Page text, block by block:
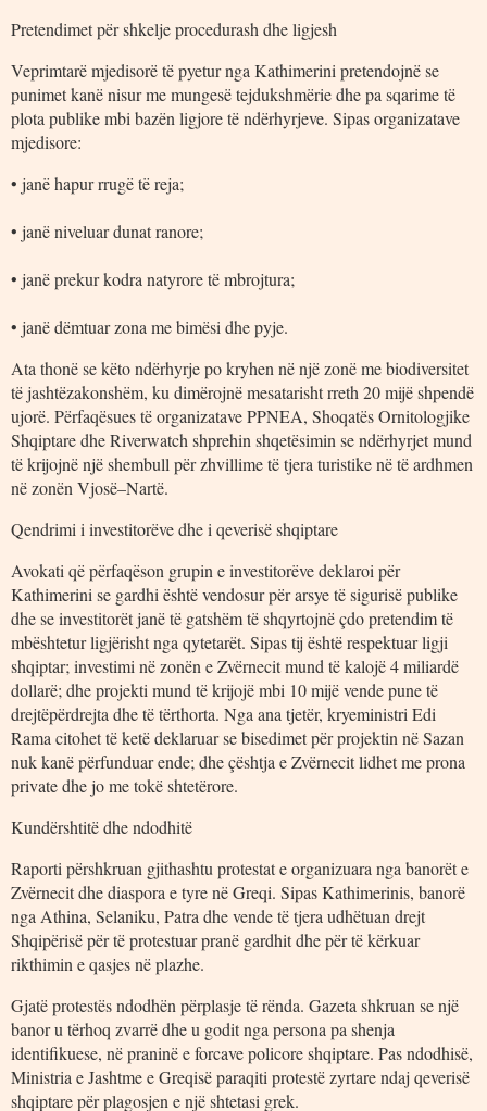
Pretendimet për shkelje procedurash dhe ligjesh
Veprimtarë mjedisorë të pyetur nga Kathimerini pretendojnë se
punimet kanë nisur me mungesë tejdukshmërie dhe pa sqarime të
plota publike mbi bazën ligjore të ndërhyrjeve. Sipas organizatave
mjedisore:
• janë hapur rrugë të reja;
• janë niveluar dunat ranore;
• janë prekur kodra natyrore të mbrojtura;
• janë dëmtuar zona me bimësi dhe pyje.
Ata thonë se këto ndërhyrje po kryhen në një zonë me biodiversitet
të jashtëzakonshëm, ku dimërojnë mesatarisht rreth 20 mijë shpendë
ujorë. Përfaqësues të organizatave PPNEA, Shoqatës Ornitologjike
Shqiptare dhe Riverwatch shprehin shqetësimin se ndërhyrjet mund
të krijojnë një shembull për zhvillime të tjera turistike në të ardhmen
në zonën Vjosë–Nartë.
Qendrimi i investitorëve dhe i qeverisë shqiptare
Avokati që përfaqëson grupin e investitorëve deklaroi për
Kathimerini se gardhi është vendosur për arsye të sigurisë publike
dhe se investitorët janë të gatshëm të shqyrtojnë çdo pretendim të
mbështetur ligjërisht nga qytetarët. Sipas tij është respektuar ligji
shqiptar; investimi në zonën e Zvërnecit mund të kalojë 4 miliardë
dollarë; dhe projekti mund të krijojë mbi 10 mijë vende pune të
drejtëpërdrejta dhe të tërthorta. Nga ana tjetër, kryeministri Edi
Rama citohet të ketë deklaruar se bisedimet për projektin në Sazan
nuk kanë përfunduar ende; dhe çështja e Zvërnecit lidhet me prona
private dhe jo me tokë shtetërore.
Kundërshtitë dhe ndodhitë
Raporti përshkruan gjithashtu protestat e organizuara nga banorët e
Zvërnecit dhe diaspora e tyre në Greqi. Sipas Kathimerinis, banorë
nga Athina, Selaniku, Patra dhe vende të tjera udhëtuan drejt
Shqipërisë për të protestuar pranë gardhit dhe për të kërkuar
rikthimin e qasjes në plazhe.
Gjatë protestës ndodhën përplasje të rënda. Gazeta shkruan se një
banor u tërhoq zvarrë dhe u godit nga persona pa shenja
identifikuese, në praninë e forcave policore shqiptare. Pas ndodhisë,
Ministria e Jashtme e Greqisë paraqiti protestë zyrtare ndaj qeverisë
shqiptare për plagosjen e një shtetasi grek.